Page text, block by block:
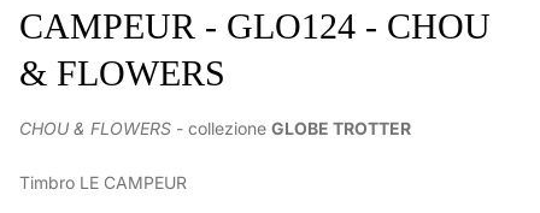
CAMPEUR - GLO124 - CHOU
& FLOWERS
CHOU & FLOWERS - collezione GLOBE TROTTER
Timbro LE CAMPEUR